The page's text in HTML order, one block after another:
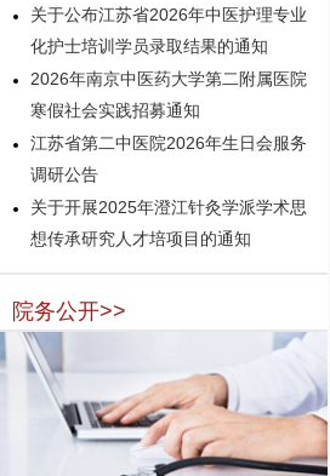
关于公布江苏省2026年中医护理专业
化护士培训学员录取结果的通知
2026年南京中医药大学第二附属医院
寒假社会实践招募通知
江苏省第二中医院2026年生日会服务
调研公告
关于开展2025年澄江针灸学派学术思
想传承研究人才培项目的通知
院务公开>>